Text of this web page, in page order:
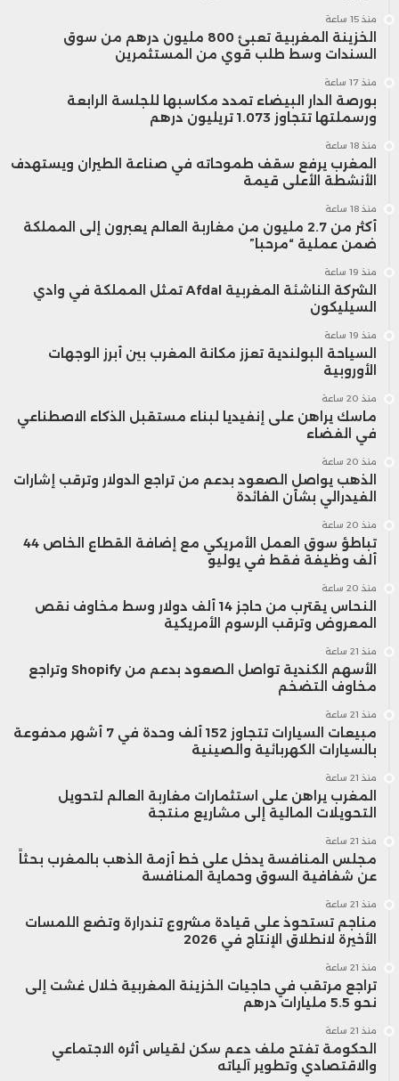
منذ 15 ساعة
الخزينة المغربية تعبئ 800 مليون درهم من سوق
السندات وسط طلب قوي من المستثمرين
منذ 17 ساعة
بورصة الدار البيضاء تمدد مكاسبها للجلسة الرابعة
ورسملتها تتجاوز 1.073 تريليون درهم
منذ 18 ساعة
المغرب يرفع سقف طموحاته في صناعة الطيران ويستهدف
الأنشطة الأعلى قيمة
منذ 18 ساعة
أكثر من 2.7 مليون من مغاربة العالم يعبرون إلى المملكة
ضمن عملية “مرحبا”
منذ 19 ساعة
الشركة الناشئة المغربية Afdal تمثل المملكة في وادي
السيليكون
منذ 19 ساعة
السياحة البولندية تعزز مكانة المغرب بين أبرز الوجهات
الأوروبية
منذ 20 ساعة
ماسك يراهن على إنفيديا لبناء مستقبل الذكاء الاصطناعي
في الفضاء
منذ 20 ساعة
الذهب يواصل الصعود بدعم من تراجع الدولار وترقب إشارات
الفيدرالي بشأن الفائدة
منذ 20 ساعة
تباطؤ سوق العمل الأمريكي مع إضافة القطاع الخاص 44
ألف وظيفة فقط في يوليو
منذ 20 ساعة
النحاس يقترب من حاجز 14 ألف دولار وسط مخاوف نقص
المعروض وترقب الرسوم الأمريكية
منذ 21 ساعة
الأسهم الكندية تواصل الصعود بدعم من Shopify وتراجع
مخاوف التضخم
منذ 21 ساعة
مبيعات السيارات تتجاوز 152 ألف وحدة في 7 أشهر مدفوعة
بالسيارات الكهربائية والصينية
منذ 21 ساعة
المغرب يراهن على استثمارات مغاربة العالم لتحويل
التحويلات المالية إلى مشاريع منتجة
منذ 21 ساعة
مجلس المنافسة يدخل على خط أزمة الذهب بالمغرب بحثاً
عن شفافية السوق وحماية المنافسة
منذ 21 ساعة
مناجم تستحوذ على قيادة مشروع تندرارة وتضع اللمسات
الأخيرة لانطلاق الإنتاج في 2026
منذ 21 ساعة
تراجع مرتقب في حاجيات الخزينة المغربية خلال غشت إلى
نحو 5.5 مليارات درهم
منذ 21 ساعة
الحكومة تفتح ملف دعم سكن لقياس أثره الاجتماعي
والاقتصادي وتطوير آلياته